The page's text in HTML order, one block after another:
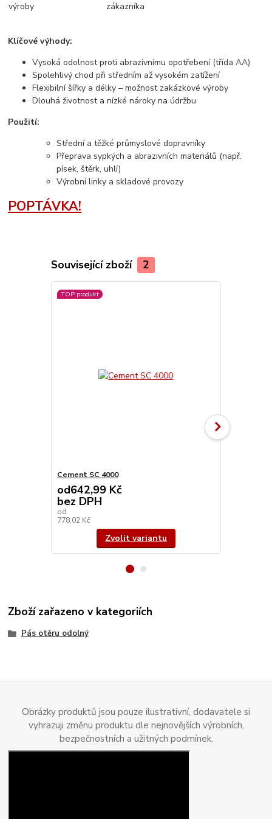
výroby
zákazníka
Klíčové výhody:
Vysoká odolnost proti abrazivnímu opotřebení (třída AA)
Spolehlivý chod při středním až vysokém zatížení
Flexibilní šířky a délky – možnost zakázkové výroby
Dlouhá životnost a nízké nároky na údržbu
Použití:
Střední a těžké průmyslové dopravníky
Přeprava sypkých a abrazivních materiálů (např.
písek, štěrk, uhlí)
Výrobní linky a skladové provozy
POPTÁVKA!
Související zboží 2
TOP produkt
Cement SC 4000
od
778,02 Kč
od642,99 Kč
bez DPH
Zvolit variantu
Zboží zařazeno v kategoriích
Pás otěru odolný
Obrázky produktů jsou pouze ilustrativní, dodavatele si
vyhrazuji změnu produktu dle nejnovějších výrobních,
bezpečnostních a užitných podmínek.